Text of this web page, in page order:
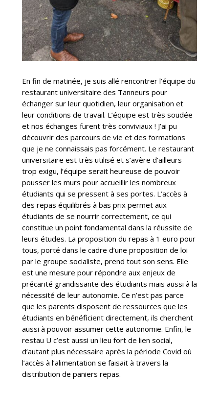
En fin de matinée, je suis allé rencontrer l’équipe du
restaurant universitaire des Tanneurs pour
échanger sur leur quotidien, leur organisation et
leur conditions de travail. L’équipe est très soudée
et nos échanges furent très conviviaux ! J’ai pu
découvrir des parcours de vie et des formations
que je ne connaissais pas forcément. Le restaurant
universitaire est très utilisé et s’avère d’ailleurs
trop exigu, l’équipe serait heureuse de pouvoir
pousser les murs pour accueillir les nombreux
étudiants qui se pressent à ses portes. L’accès à
des repas équilibrés à bas prix permet aux
étudiants de se nourrir correctement, ce qui
constitue un point fondamental dans la réussite de
leurs études. La proposition du repas à 1 euro pour
tous, porté dans le cadre d’une proposition de loi
par le groupe socialiste, prend tout son sens. Elle
est une mesure pour répondre aux enjeux de
précarité grandissante des étudiants mais aussi à la
nécessité de leur autonomie. Ce n’est pas parce
que les parents disposent de ressources que les
étudiants en bénéficient directement, ils cherchent
aussi à pouvoir assumer cette autonomie. Enfin, le
restau U c’est aussi un lieu fort de lien social,
d’autant plus nécessaire après la période Covid où
l’accès à l’alimentation se faisait à travers la
distribution de paniers repas.